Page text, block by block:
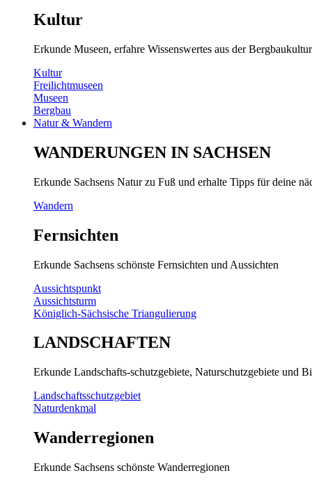
Kultur
Erkunde Museen, erfahre Wissenswertes aus der
Kultur
Freilichtmuseen
Museen
Bergbau
Natur & Wandern
WANDERUNGEN IN SACHSEN
Erkunde Sachsens Natur zu Fuß und erhalte Tipps für deine
Wandern
Fernsichten
Erkunde Sachsens schönste Fernsichten und Aussichten
Aussichtspunkt
Aussichtsturm
Königlich-Sächsische Triangulierung
LANDSCHAFTEN
Erkunde Landschafts-schutzgebiete, Naturschutzgebiete und
Landschaftsschutzgebiet
Naturdenkmal
Wanderregionen
Erkunde Sachsens schönste Wanderregionen